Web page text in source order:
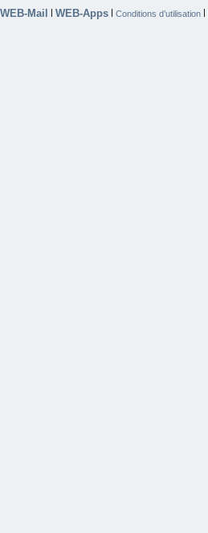
WEB-Mail | WEB-Apps | Conditions d’utilisation |